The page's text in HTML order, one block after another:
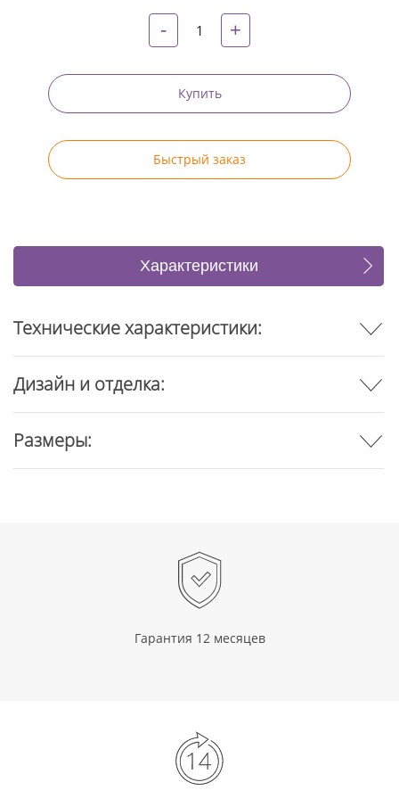
Pinterest
- +
Купить
Быстрый заказ
Характеристики
Отзывы
Технические характеристики:
Дизайн и отделка:
Размеры:
Гарантия 12 месяцев